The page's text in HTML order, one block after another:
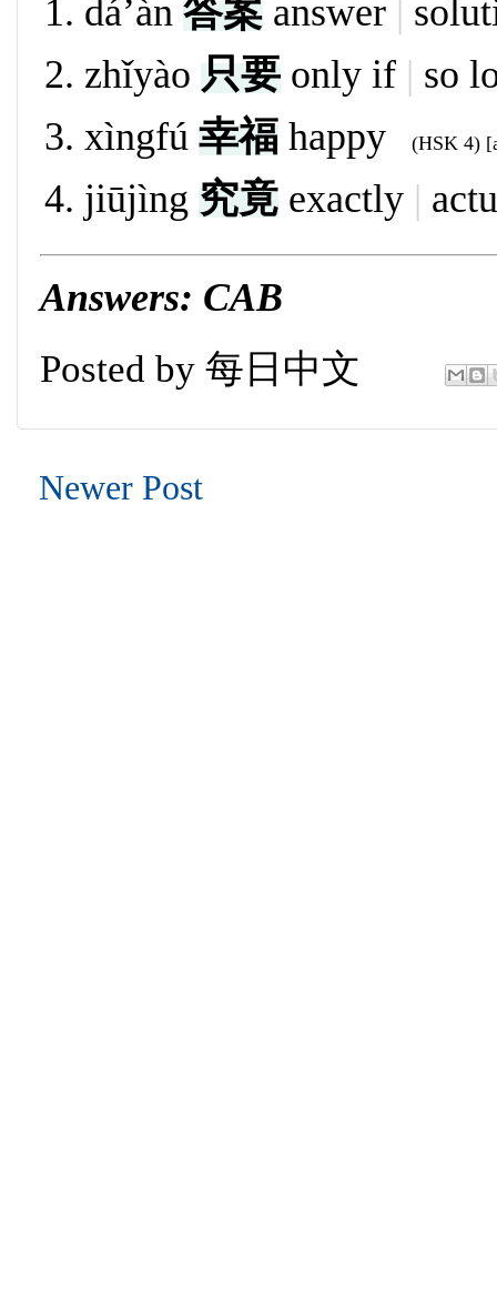
dá’àn 答案 answer |
zhǐyào 只要 only if | so
xìngfú 幸福 happy (HSK 4)
jiūjìng 究竟 exactly |
Answers: CAB
Posted by 每日中文
Newer Post